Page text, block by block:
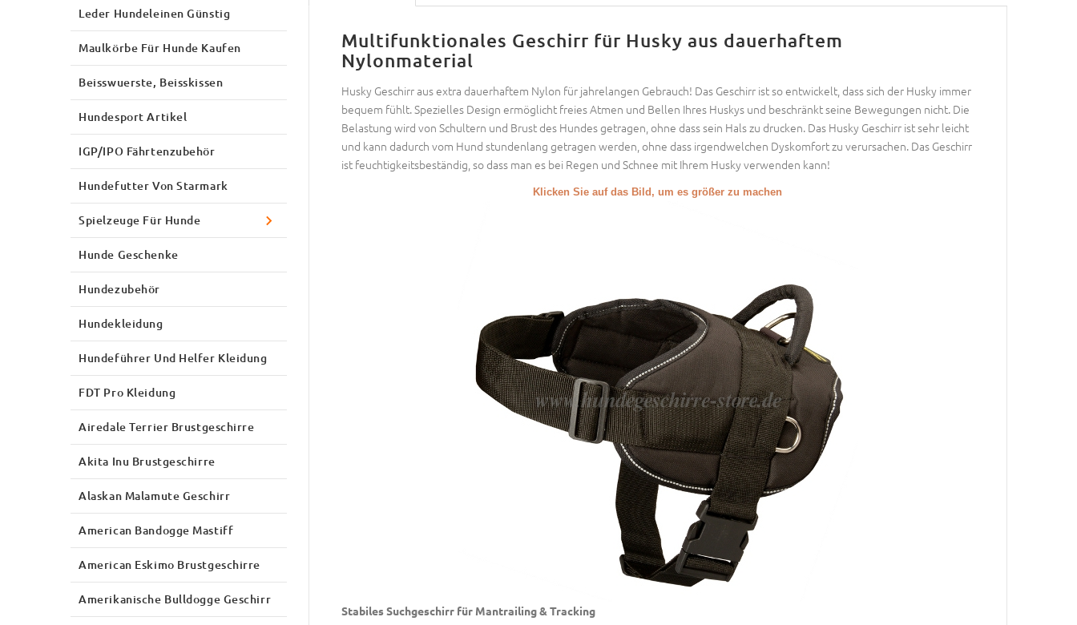
Multifunktionales Geschirr für Husky aus dauerhaftem
Nylonmaterial
Husky Geschirr aus extra dauerhaftem Nylon für jahrelangen Gebrauch! Das Geschirr ist so entwickelt, dass sich der Husky immer
bequem fühlt. Spezielles Design ermöglicht freies Atmen und Bellen Ihres Huskys und beschränkt seine Bewegungen nicht. Die
Belastung wird von Schultern und Brust des Hundes getragen, ohne dass sein Hals zu drucken. Das Husky Geschirr ist sehr leicht
und kann dadurch vom Hund stundenlang getragen werden, ohne dass irgendwelchen Dyskomfort zu verursachen. Das Geschirr
ist feuchtigkeitsbeständig, so dass man es bei Regen und Schnee mit Ihrem Husky verwenden kann!
Klicken Sie auf das Bild, um es größer zu machen
Stabiles Suchgeschirr für Mantrailing & Tracking
Leder Hundeleinen Günstig
Maulkörbe Für Hunde Kaufen
Beisswuerste, Beisskissen
Hundesport Artikel
IGP/IPO Fährtenzubehör
Hundefutter Von Starmark
Spielzeuge Für Hunde
Hunde Geschenke
Hundezubehör
Hundekleidung
Hundeführer Und Helfer Kleidung
FDT Pro Kleidung
Airedale Terrier Brustgeschirre
Akita Inu Brustgeschirre
Alaskan Malamute Geschirr
American Bandogge Mastiff
American Eskimo Brustgeschirre
Amerikanische Bulldogge Geschirr